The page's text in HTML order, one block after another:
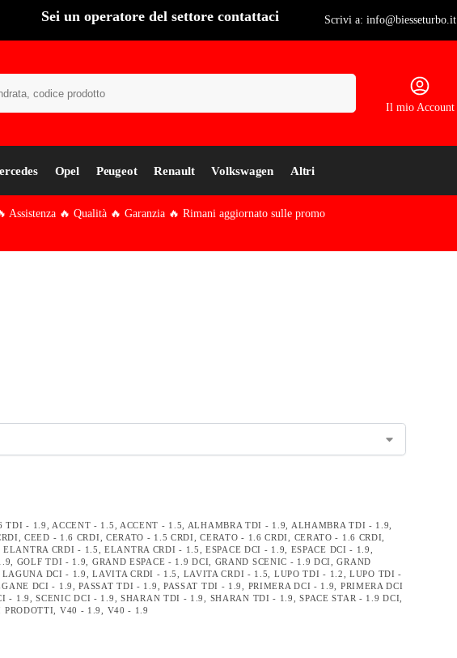
Sei un operatore del settore contattaci Scrivi a: info@biesseturbo.it
Il mio Account
Opel Peugeot Renault Volkswagen Altri
Assistenza 🔥 Qualità 🔥 Garanzia 🔥 Rimani aggiornato sulle promo
TDI - 1.9,ACCENT - 1.5, ACCENT - 1.5, ALHAMBRA TDI - 1.9, ALHAMBRA TDI - 1.9,
,CEED - 1.6 CRDI, CERATO - 1.5 CRDI,CERATO - 1.6 CRDI, CERATO - 1.6 CRDI,
ELANTRA CRDI - 1.5,ELANTRA CRDI - 1.5,ESPACE DCI - 1.9, ESPACE DCI - 1.9,
, GOLF TDI - 1.9, GRAND ESPACE - 1.9 DCI, GRAND SCENIC - 1.9 DCI,GRAND
LAGUNA DCI - 1.9,LAVITA CRDI - 1.5, LAVITA CRDI - 1.5, LUPO TDI - 1.2,LUPO TDI -
DCI - 1.9,PASSAT TDI - 1.9, PASSAT TDI - 1.9, PRIMERA DCI - 1.9, PRIMERA DCI
- 1.9,SCENIC DCI - 1.9, SHARAN TDI - 1.9, SHARAN TDI - 1.9,SPACE STAR - 1.9 DCI,
PRODOTTI, V40 - 1.9, V40 - 1.9